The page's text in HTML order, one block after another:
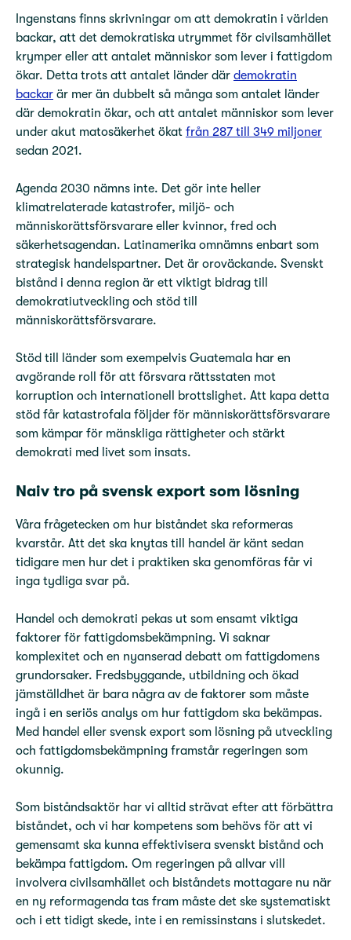
Ingenstans finns skrivningar om att demokratin i världen
backar, att det demokratiska utrymmet för civilsamhället
krymper eller att antalet människor som lever i fattigdom
ökar. Detta trots att antalet länder där demokratin
backar är mer än dubbelt så många som antalet länder
där demokratin ökar, och att antalet människor som lever
under akut matosäkerhet ökat från 287 till 349 miljoner
sedan 2021.
Agenda 2030 nämns inte. Det gör inte heller
klimatrelaterade katastrofer, miljö- och
människorättsförsvarare eller kvinnor, fred och
säkerhetsagendan. Latinamerika omnämns enbart som
strategisk handelspartner. Det är oroväckande. Svenskt
bistånd i denna region är ett viktigt bidrag till
demokratiutveckling och stöd till
människorättsförsvarare.
Stöd till länder som exempelvis Guatemala har en
avgörande roll för att försvara rättsstaten mot
korruption och internationell brottslighet. Att kapa detta
stöd får katastrofala följder för människorättsförsvarare
som kämpar för mänskliga rättigheter och stärkt
demokrati med livet som insats.
Naiv tro på svensk export som lösning
Våra frågetecken om hur biståndet ska reformeras
kvarstår. Att det ska knytas till handel är känt sedan
tidigare men hur det i praktiken ska genomföras får vi
inga tydliga svar på.
Handel och demokrati pekas ut som ensamt viktiga
faktorer för fattigdomsbekämpning. Vi saknar
komplexitet och en nyanserad debatt om fattigdomens
grundorsaker. Fredsbyggande, utbildning och ökad
jämställdhet är bara några av de faktorer som måste
ingå i en seriös analys om hur fattigdom ska bekämpas.
Med handel eller svensk export som lösning på utveckling
och fattigdomsbekämpning framstår regeringen som
okunnig.
Som biståndsaktör har vi alltid strävat efter att förbättra
biståndet, och vi har kompetens som behövs för att vi
gemensamt ska kunna effektivisera svenskt bistånd och
bekämpa fattigdom. Om regeringen på allvar vill
involvera civilsamhället och biståndets mottagare nu när
en ny reformagenda tas fram måste det ske systematiskt
och i ett tidigt skede, inte i en remissinstans i slutskedet.